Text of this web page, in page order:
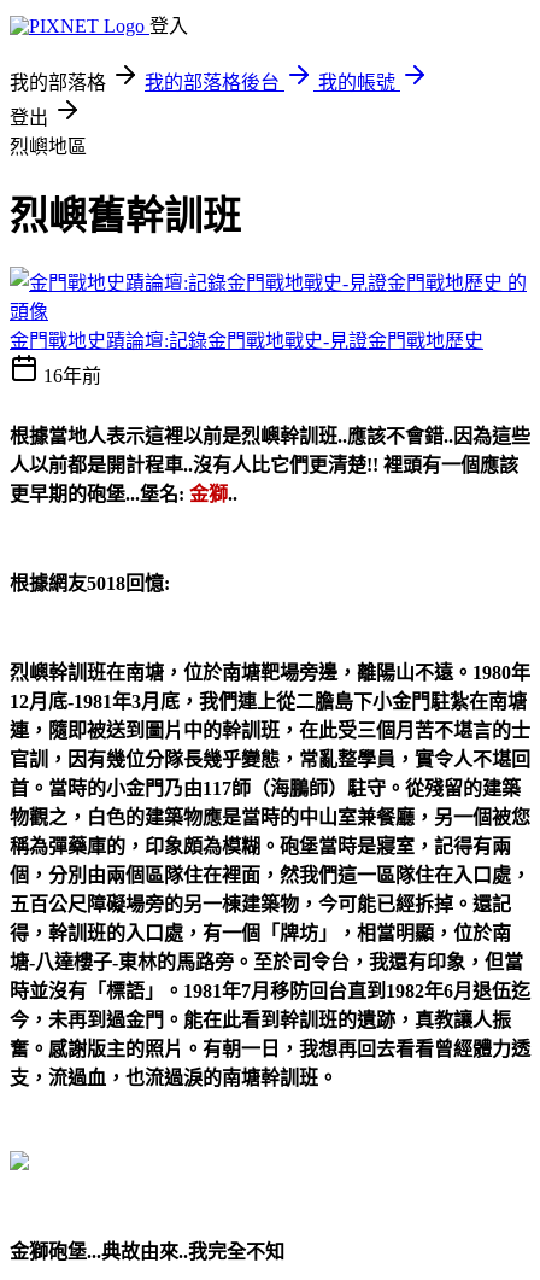
登入
我的部落格 我的部落格後台
我的帳號
登出
烈嶼地區
烈嶼舊幹訓班
金門戰地史蹟論壇:記錄金門戰地戰史-見證金門戰地歷史
16年前
根據當地人表示這裡以前是烈嶼幹訓班..應該不會錯..因為這些
人以前都是開計程車..沒有人比它們更清楚!! 裡頭有一個應該
更早期的砲堡...堡名: 金獅..
根據網友5018回憶:
烈嶼幹訓班在南塘，位於南塘靶場旁邊，離陽山不遠。1980年
12月底-1981年3月底，我們連上從二膽島下小金門駐紮在南塘
連，隨即被送到圖片中的幹訓班，在此受三個月苦不堪言的士
官訓，因有幾位分隊長幾乎變態，常亂整學員，實令人不堪回
首。當時的小金門乃由117師（海鵬師）駐守。從殘留的建築
物觀之，白色的建築物應是當時的中山室兼餐廳，另一個被您
稱為彈藥庫的，印象頗為模糊。砲堡當時是寢室，記得有兩
個，分別由兩個區隊住在裡面，然我們這一區隊住在入口處，
五百公尺障礙場旁的另一棟建築物，今可能已經拆掉。還記
得，幹訓班的入口處，有一個「牌坊」，相當明顯，位於南
塘-八達樓子-東林的馬路旁。至於司令台，我還有印象，但當
時並沒有「標語」。1981年7月移防回台直到1982年6月退伍迄
今，未再到過金門。能在此看到幹訓班的遺跡，真教讓人振
奮。感謝版主的照片。有朝一日，我想再回去看看曾經體力透
支，流過血，也流過淚的南塘幹訓班。
金獅砲堡...典故由來..我完全不知